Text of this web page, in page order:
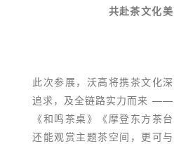
共赴茶文化
此次参展，沃高将携茶文化
追求，及全链路实力而来 ——
《和鸣茶桌》《摩登东方茶
还能观赏主题茶空间，更可